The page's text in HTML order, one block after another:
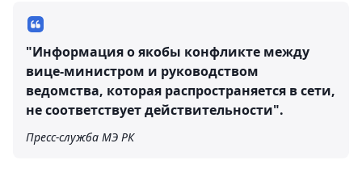
"Информация о якобы конфликте между
вице-министром и руководством
ведомства, которая распространяется в сети,
не соответствует действительности".
Пресс-служба МЭ РК